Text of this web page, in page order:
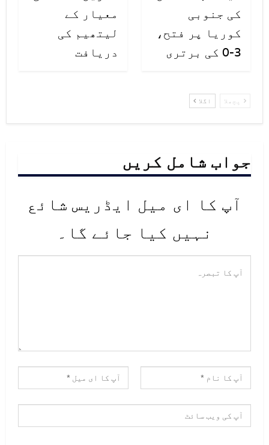
کی جنوبی
کوریا پر فتح،
3-0 کی برتری
معیار کے
لیتھیم کی
دریافت
پچھلا اگلا
جواب شامل کریں
آپ کا ای میل ایڈریس شائع
نہیں کیا جائے گا۔